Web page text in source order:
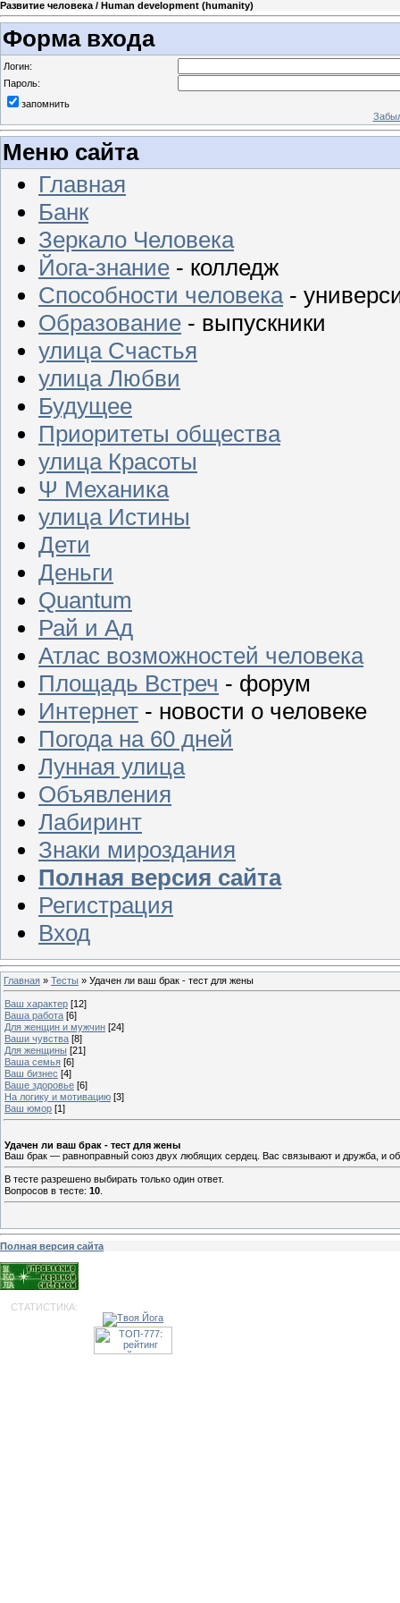
Развитие человека / Human development (humanity)
Форма входа
Логин:
Пароль:
запомнить
Меню сайта
Главная
Банк
Зеркало Человека
Йога-знание - колледж
Способности человека-
Образование - выпускники
улица Счастья
улица Любви
Будущее
Приоритеты общества
улица Красоты
Ψ Механика
улица Истины
Дети
Деньги
Quantum
Рай и Ад
Атлас возможностей человека
Площадь Встреч - форум
Интернет - новости о человеке
Погода на 60 дней
Лунная улица
Объявления
Лабиринт
Знаки мироздания
Полная версия сайта
Регистрация
Вход
Главная » Тесты » Удачен ли ваш брак - тест для жены
Ваш характер [12]
Ваша работа [6]
Для женщин и мужчин [24]
Ваши чувства [8]
Для женщины [21]
Ваша семья [6]
Ваш бизнес [4]
Ваше здоровье [6]
На логику и мотивацию [3]
Ваш юмор [1]
Удачен ли ваш брак - тест для жены
Ваш брак — равноправный союз двух любящих сердец. Вас связывают и дружба, и
В тесте разрешено выбирать только один ответ.
Вопросов в тесте: 10
Полная версия сайта
СТАТИСТИКА: